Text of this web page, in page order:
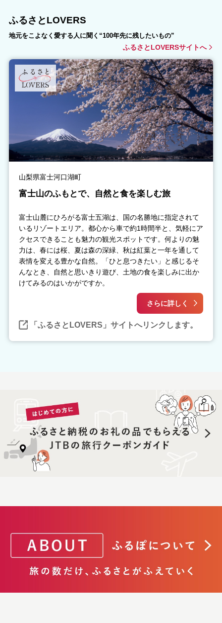
ふるさとLOVERS
地元をこよなく愛する人に聞く“100年先に残したいもの”
ふるさとLOVERSサイトへ
山梨県富士河口湖町
富士山のふもとで、自然と食を楽しむ旅
富士山麓にひろがる富士五湖は、国の名勝地に指定されて
いるリゾートエリア。都心から車で約1時間半と、気軽にア
クセスできることも魅力の観光スポットです。何よりの魅
力は、春には桜、夏は森の深緑、秋は紅葉と一年を通して
表情を変える豊かな自然。「ひと息つきたい」と感じるそ
んなとき、自然と思いきり遊び、土地の食を楽しみに出か
けてみるのはいかがですか。
さらに詳しく
「ふるさとLOVERS」サイトへリンクします。